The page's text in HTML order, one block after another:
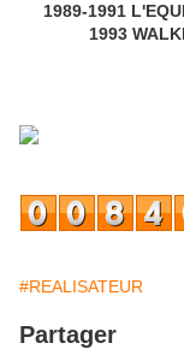
1989-1991
1993
#REALISATEUR
Partager